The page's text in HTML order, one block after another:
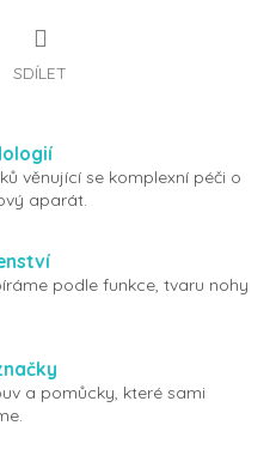
SDÍLET
věnující se komplexní péči o
aparát.
podle funkce, tvaru nohy
a pomůcky, které sami